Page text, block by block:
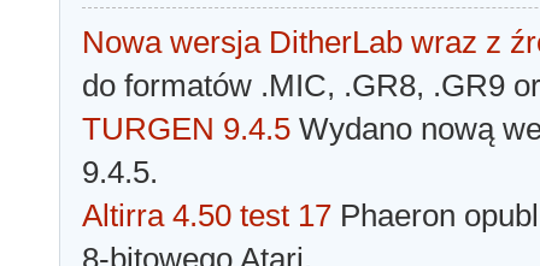
Nowa wersja DitherLab wraz z
do formatów .MIC, .GR8, .GR9
TURGEN 9.4.5 Wydano nową
9.4.5.
Altirra 4.50 test 17 Phaeron